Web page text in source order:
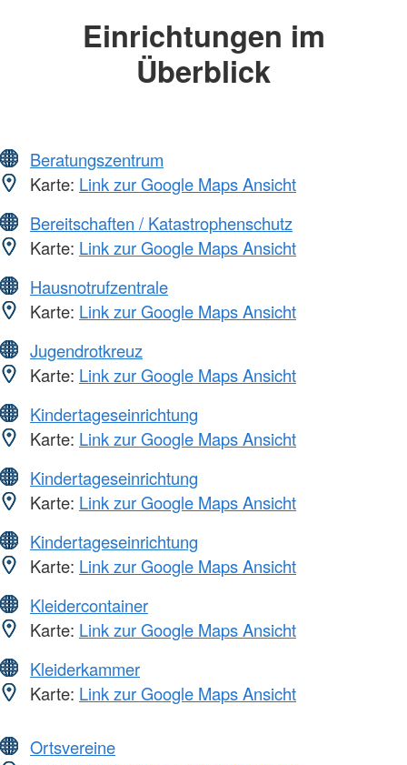
Einrichtungen im
Überblick
Beratungszentrum
Karte: Link zur Google Maps Ansicht
Bereitschaften / Katastrophenschutz
Karte: Link zur Google Maps Ansicht
Hausnotrufzentrale
Karte: Link zur Google Maps Ansicht
Jugendrotkreuz
Karte: Link zur Google Maps Ansicht
Kindertageseinrichtung
Karte: Link zur Google Maps Ansicht
Kindertageseinrichtung
Karte: Link zur Google Maps Ansicht
Kindertageseinrichtung
Karte: Link zur Google Maps Ansicht
Kleidercontainer
Karte: Link zur Google Maps Ansicht
Kleiderkammer
Karte: Link zur Google Maps Ansicht
Ortsvereine